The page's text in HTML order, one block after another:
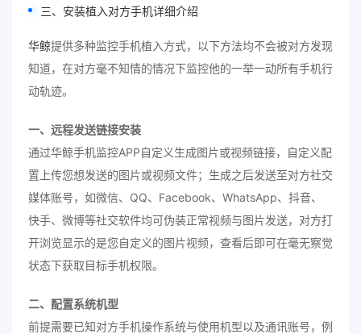
三、安装植入对方手机详细介绍
华鲸提供多种监控手机植入方式，以下方法均不会被对方发现
知道，在对方毫不知情的情况下监控他的一举一动所有手机行
动轨迹。
一、远程发送链接安装
通过华鲸手机监控APP自定义生成图片或视频链接，自定义配
置上传您想发送的图片或视频文件；生成之后发送至对方社交
媒体账号，如微信、QQ、Facebook、WhatsApp、抖音、
快手、微博等社交软件均可伪装正常视频与图片发送，对方打
开浏览显示的是您自定义的图片视频，查看后即可在毫无察觉
状态下获取目标手机权限。
二、配置系统机型
前提需要已知对方手机操作系统与使用机型以及通讯账号，例